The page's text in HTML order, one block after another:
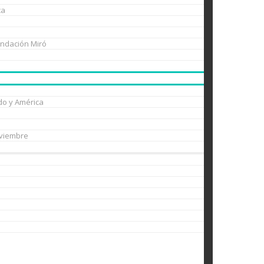
Miró
y América